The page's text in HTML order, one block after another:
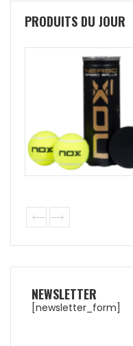
PRODUITS DU JOUR
NEWSLETTER
[newsletter_form]